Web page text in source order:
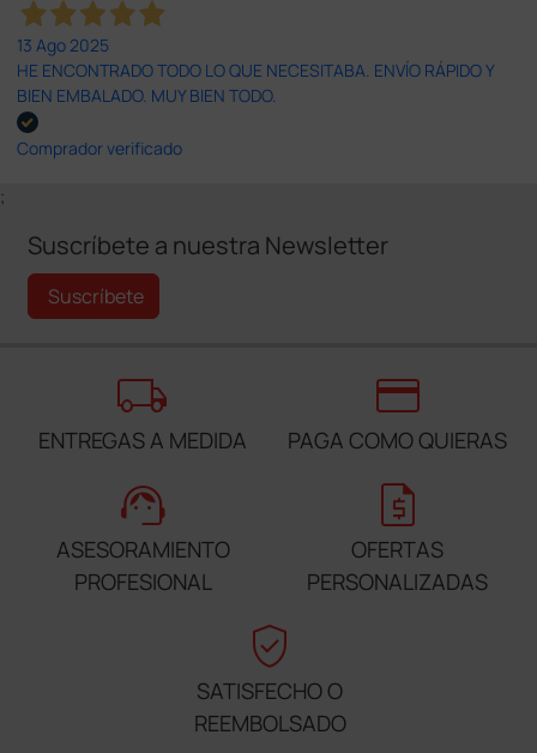
13 Ago 2025
HE ENCONTRADO TODO LO QUE NECESITABA. ENVÍO RÁPIDO Y
BIEN EMBALADO. MUY BIEN TODO.
Comprador verificado
;
Suscríbete a nuestra Newsletter
Suscríbete
local_shipping
ENTREGAS A MEDIDA
credit_card
PAGA COMO QUIERAS
support_agent
ASESORAMIENTO
PROFESIONAL
request_quote
OFERTAS
PERSONALIZADAS
verified_user
SATISFECHO O
REEMBOLSADO